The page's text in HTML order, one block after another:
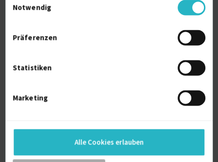
Notwendig
Präferenzen
Statistiken
Marketing
Alle Cookies erlauben
Freiberuflicher Konstrukteur
zuletzt online vor wenigen Stunden
Verfügbarkeit einsehen
0
Referenzen